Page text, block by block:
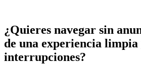
¿Quieres navegar sin
de una experiencia limpia
interrupciones?